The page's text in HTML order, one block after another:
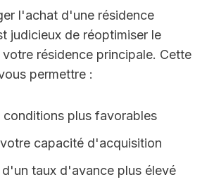
l'achat d'une résidence
judicieux de réoptimiser le
résidence principale. Cette
permettre :
plus favorables
capacité d'acquisition
taux d'avance plus élevé